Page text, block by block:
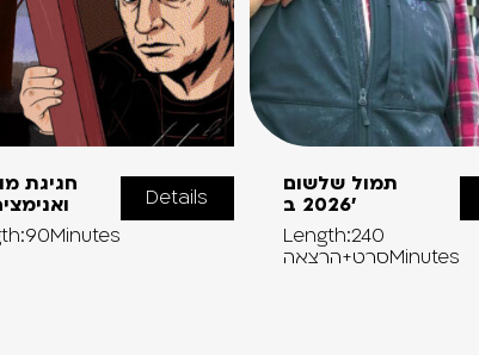
חגיגת
Details
תמול שלשום
2026 ב’
Length:240
סרט+הרצאהMinutes